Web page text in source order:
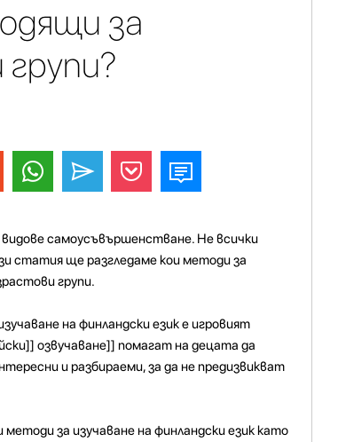
за
самоусъвършенстване. Не всички
статия ще разгледаме кои методи за
групи.
на финландски език е игровият
озвучаване]] помагат на децата да
и разбираеми, за да не предизвикват
за изучаване на финландски език като